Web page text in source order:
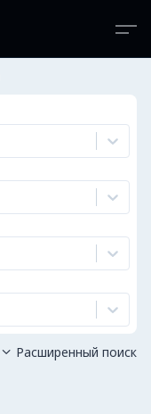
 Расширенный поиск